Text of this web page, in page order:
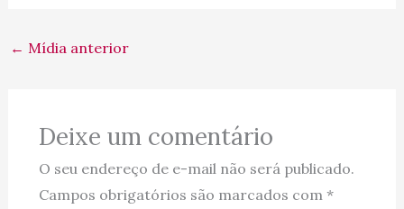
← Mídia anterior
Deixe um comentário
O seu endereço de e-mail não será publicado.
Campos obrigatórios são marcados com *